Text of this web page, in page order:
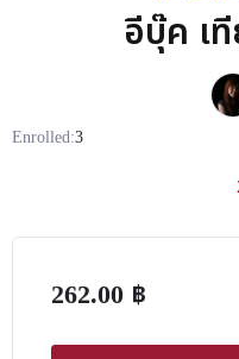
อีบุ๊ค เ
Enrolled:3
262.00 ฿